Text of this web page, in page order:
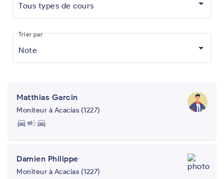
Tous types de cours
Note
Trier par
Matthias Garcin
Moniteur à Acacias (1227)
directions_carcampaigndirections_car
Damien Philippe
Moniteur à Acacias (1227)